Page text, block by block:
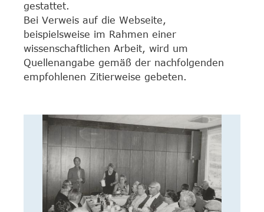
gestattet.
Bei Verweis auf die Webseite,
beispielsweise im Rahmen einer
wissenschaftlichen Arbeit, wird um
Quellenangabe gemäß der nachfolgenden
empfohlenen Zitierweise gebeten.